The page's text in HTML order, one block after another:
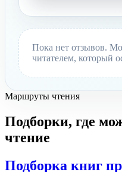
Пока нет отзывов.
читателем, который
Маршруты чтения
Подборки, где
чтение
Подборка книг